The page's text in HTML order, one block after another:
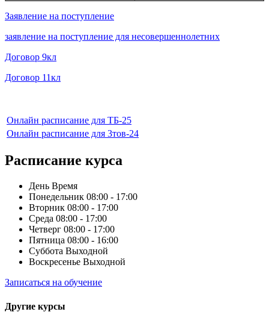
Заявление на поступление
заявление на поступление для несовершеннолетних
Договор 9кл
Договор 11кл
Онлайн расписание для ТБ-25
Онлайн расписание для 3тов-24
Расписание курса
День Время
Понедельник 08:00 - 17:00
Вторник 08:00 - 17:00
Среда 08:00 - 17:00
Четверг 08:00 - 17:00
Пятница 08:00 - 16:00
Суббота Выходной
Воскресенье Выходной
Записаться на обучение
Другие курсы